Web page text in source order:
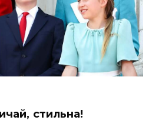
стильна!